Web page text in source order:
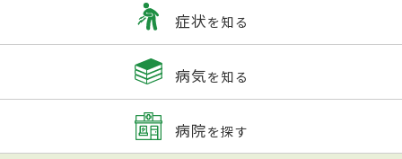
症状を知る
病気を知る
病院を探す